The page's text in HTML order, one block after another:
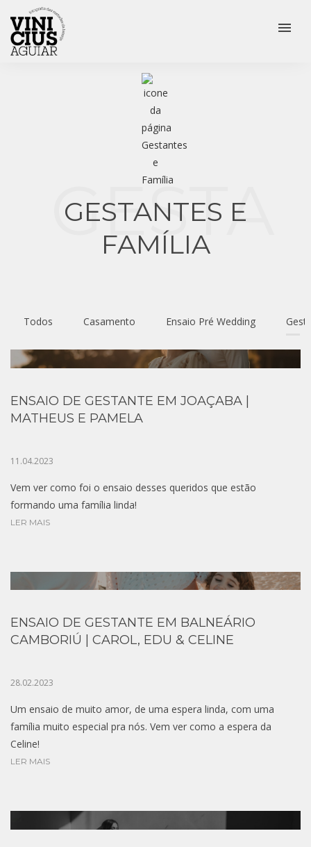
menu
GESTANTES E
FAMÍLIA
GESTA
FAMÍLI
Todos Casamento Ensaio Pré Wedding
ENSAIO DE GESTANTE EM JOAÇABA |
MATHEUS E PAMELA
11.04.2023
Vem ver como foi o ensaio desses queridos que estão
formando uma família linda!
LER MAIS
ENSAIO DE GESTANTE EM BALNEÁRIO
CAMBORIÚ | CAROL, EDU & CELINE
28.02.2023
Um ensaio de muito amor, de uma espera linda, com uma
família muito especial pra nós. Vem ver como a espera da
Celine!
LER MAIS